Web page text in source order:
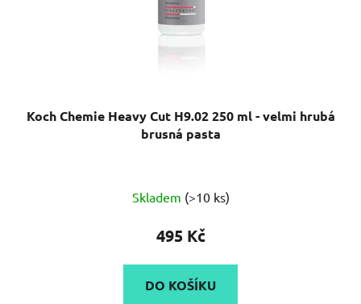
Koch Chemie Heavy Cut H9.02 250 ml - velmi hrubá
brusná pasta
hodnocení
produktu
5,0
z
Skladem (>10 ks)
495 Kč
DO KOŠÍKU